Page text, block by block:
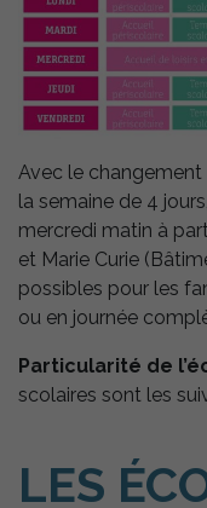
Avec le
la semaine de 4
mercredi matin à
et Marie Curie
possibles pour les
ou en journée
Particularité de
scolaires sont les
LES